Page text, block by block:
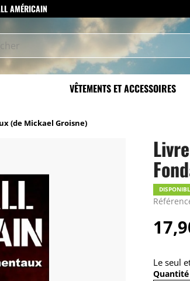
AMÉRICAIN
VÊTEMENTS ET ACCESSOIRES
(de Mickael Groisne)
Le seul
Quantité